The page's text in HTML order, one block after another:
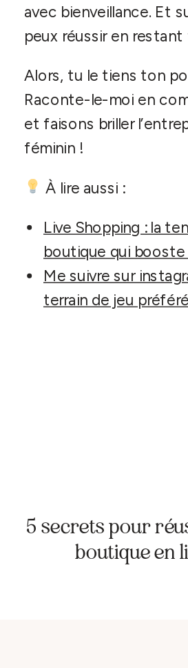
avec bienveillance. Et
peux réussir en restant
Alors, tu le tiens ton
Raconte-le-moi en
et faisons briller
féminin !
À lire aussi :
Live Shopping : la
boutique qui
Me suivre sur
terrain de jeu préféré
5 secrets pour
boutique en